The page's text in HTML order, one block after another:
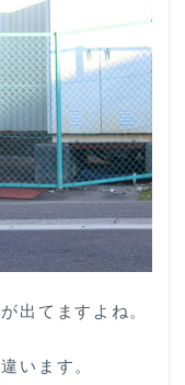
出てますよね。
います。